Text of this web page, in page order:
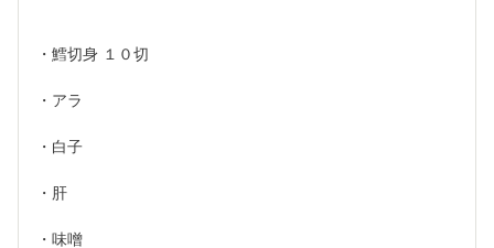
・鱈切身 １０切
・アラ
・白子
・肝
・味噌